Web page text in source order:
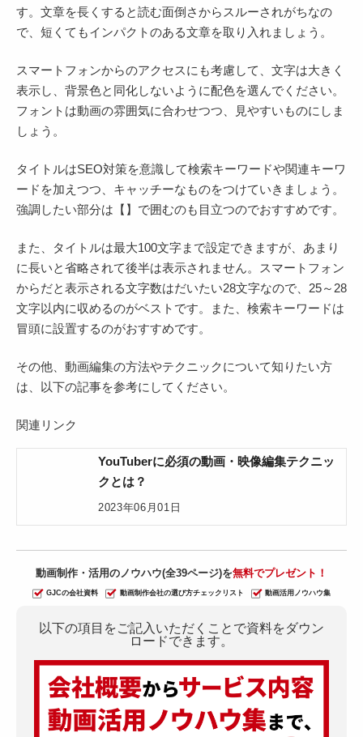
す。文章を長くすると読む面倒さからスルーされがちなの
で、短くてもインパクトのある文章を取り入れましょう。
スマートフォンからのアクセスにも考慮して、文字は大きく
表示し、背景色と同化しないように配色を選んでください。
フォントは動画の雰囲気に合わせつつ、見やすいものにしま
しょう。
タイトルはSEO対策を意識して検索キーワードや関連キーワ
ードを加えつつ、キャッチーなものをつけていきましょう。
強調したい部分は【】で囲むのも目立つのでおすすめです。
また、タイトルは最大100文字まで設定できますが、あまり
に長いと省略されて後半は表示されません。スマートフォン
からだと表示される文字数はだいたい28文字なので、25～28
文字以内に収めるのがベストです。また、検索キーワードは
冒頭に設置するのがおすすめです。
その他、動画編集の方法やテクニックについて知りたい方
は、以下の記事を参考にしてください。
関連リンク
YouTuberに必須の動画・映像編集テクニッ
クとは？
2023年06月01日
動画制作・活用のノウハウ(全39ページ)を無料でプレゼント！
GJCの会社資料 動画制作会社の選び方チェックリスト 動画活用ノウハウ集
以下の項目をご記入いただくことで資料をダウン
ロードできます。